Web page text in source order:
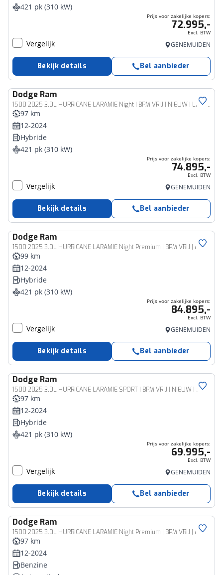
421 pk (310 kW)
Prijs voor zakelijke kopers:
72.995,-
Excl. BTW
Vergelijk GENEMUIDEN
Bekijk details Bel aanbieder
Dodge Ram
1500 2025 3.0L HURRICANE LARAMIE Night | BPM VRIJ | NIEUW | LPG | Deksel | Panoramadak
Bedrijfswagen
97 km
12-2024
Hybride
421 pk (310 kW)
Prijs voor zakelijke kopers:
74.895,-
Excl. BTW
Vergelijk GENEMUIDEN
Bekijk details Bel aanbieder
Dodge Ram
1500 2025 3.0L HURRICANE LARAMIE Night Premium | BPM VRIJ | NIEUW | Color Pack | Panoramadak | Luchtvering
Bedrijfswagen
99 km
12-2024
Hybride
421 pk (310 kW)
Prijs voor zakelijke kopers:
84.895,-
Excl. BTW
Vergelijk GENEMUIDEN
Bekijk details Bel aanbieder
Dodge Ram
1500 2025 3.0L HURRICANE LARAMIE SPORT | BPM VRIJ | NIEUW | LPG in of onderbouw | Deksel
Bedrijfswagen
97 km
12-2024
Hybride
421 pk (310 kW)
Prijs voor zakelijke kopers:
69.995,-
Excl. BTW
Vergelijk GENEMUIDEN
Bekijk details Bel aanbieder
Dodge Ram
1500 2025 3.0L HURRICANE LARAMIE Night Premium | BPM VRIJ | NIEUW | Panoramadak | Luchtvering
Bedrijfswagen
97 km
12-2024
Benzine